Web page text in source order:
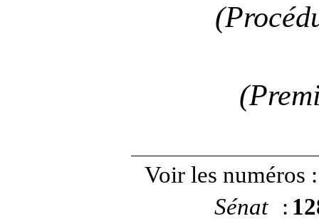
Voir les numéros :
Sénat: